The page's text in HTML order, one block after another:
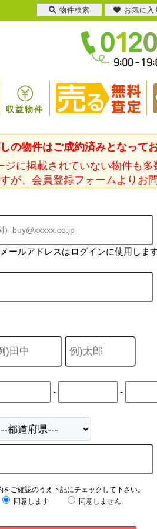
収益物件
の物件はご成約済みとなってお
ジに掲載されていない物件も多
が、会員登録フォームよりお
ールアドレスはログインに使用します
- -
をご確認のうえ下記にチェックして下さい。
同意します
同意しません
物件検索 お気に入